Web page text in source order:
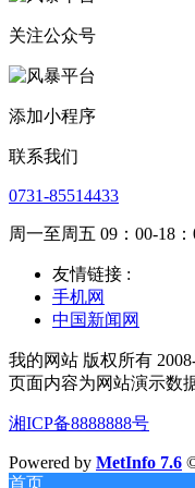
关注公众号
添加小程序
联系我们
0731-85514433
周一至周五 09：00-18：
友情链接 :
手机网
中国新闻网
我的网站 版权所有
页面内容为网站演示数
湘ICP备8888888号
Powered by MetInfo 7.6
首页